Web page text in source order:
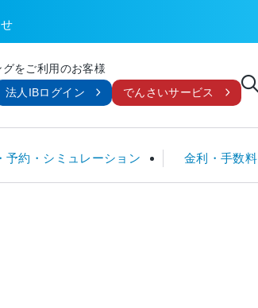
をご利用のお客様
法人IBログイン でんさいサービス
予約・シミュレーション 金利・手数料